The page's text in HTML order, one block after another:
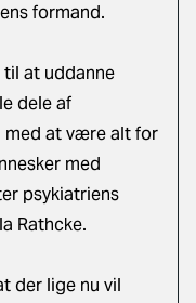
formand.
til at uddanne
dele af
med at være alt for
med
psykiatriens
Rathcke.
der lige nu vil